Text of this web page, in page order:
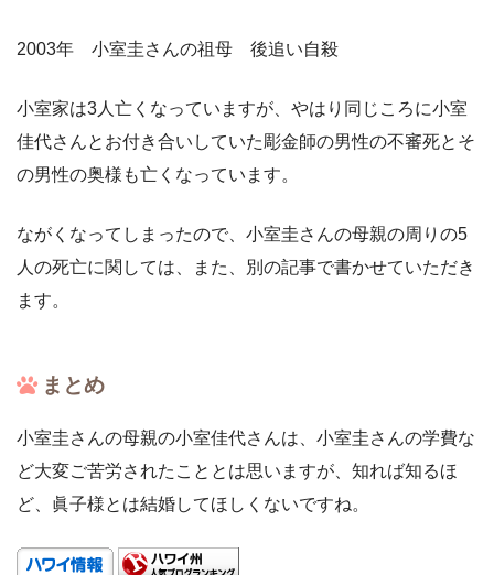
2003年 小室圭さんの祖母 後追い自殺
小室家は3人亡くなっていますが、やはり同じころに小室
佳代さんとお付き合いしていた彫金師の男性の不審死とそ
の男性の奥様も亡くなっています。
ながくなってしまったので、小室圭さんの母親の周りの5
人の死亡に関しては、また、別の記事で書かせていただき
ます。
まとめ
小室圭さんの母親の小室佳代さんは、小室圭さんの学費な
ど大変ご苦労されたこととは思いますが、知れば知るほ
ど、眞子様とは結婚してほしくないですね。